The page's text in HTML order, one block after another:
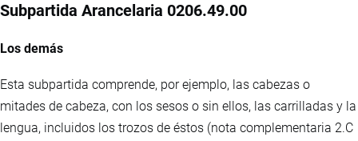
Subpartida Arancelaria 0206.49.00
Los demás
Esta subpartida comprende, por ejemplo, las cabezas o
mitades de cabeza, con los sesos o sin ellos, las carrilladas y la
lengua, incluidos los trozos de éstos (nota complementaria 2.C